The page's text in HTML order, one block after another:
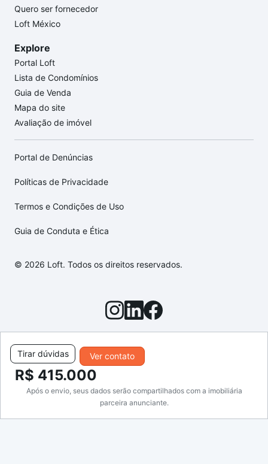
Ver contato
Tirar dúvidas
R$ 415.000
Após o envio, seus dados serão compartilhados com a imobiliária
parceira anunciante.
Quero ser fornecedor
Loft México
Explore
Portal Loft
Lista de Condomínios
Guia de Venda
Mapa do site
Avaliação de imóvel
Portal de Denúncias
Políticas de Privacidade
Termos e Condições de Uso
Guia de Conduta e Ética
© 2026 Loft. Todos os direitos reservados.